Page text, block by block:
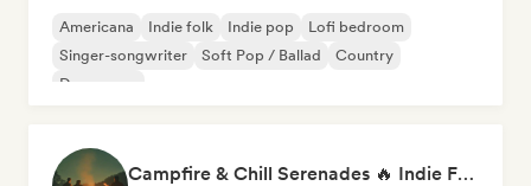
Americana Indie folk Indie pop
Lofi bedroom
Singer-songwriter
Soft Pop / Ballad
Country
Dream pop
Campfire & Chill Serenades 🔥 Indie Folk, Acoustic & Singer-Songwriter